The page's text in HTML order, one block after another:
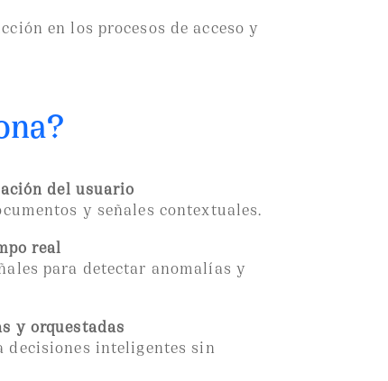
en los procesos de acceso y
del usuario
y señales contextuales.
real
para detectar anomalías y
y orquestadas
decisiones inteligentes sin